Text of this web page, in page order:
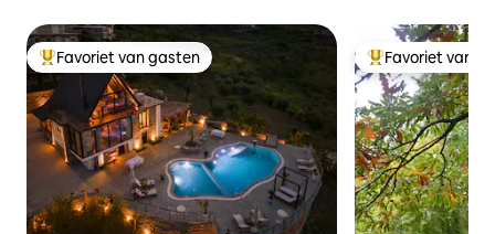
Topfavoriet van gasten
Favoriet van gasten Topfavoriet van
Favoriet van